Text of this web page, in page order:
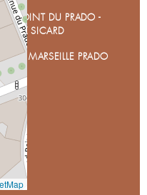
POINT DU PRADO -
SICARD
MARSEILLE PRADO